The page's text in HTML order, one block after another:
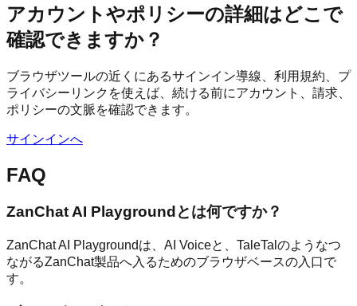
アカウントやポリシーの詳細はどこで
確認できますか？
ブラウザツールの近くにあるサインイン導線、利用規約、プ
ライバシーリンクを使えば、続ける前にアカウント、請求、
ポリシーの文脈を確認できます。
サインインへ
FAQ
ZanChat AI Playgroundとは何ですか？
ZanChat AI Playgroundは、AI Voiceと、TaleTalのようなつ
ながるZanChat製品へ入るためのブラウザベースの入口で
す。